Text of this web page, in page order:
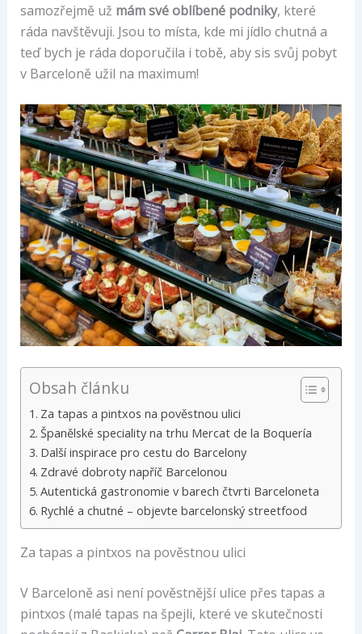
samozřejmě už mám své oblíbené podniky, které
ráda navštěvuji. Jsou to místa, kde mi jídlo chutná a
teď bych je ráda doporučila i tobě, aby sis svůj pobyt
v Barceloně užil na maximum!
Obsah článku
Za tapas a pintxos na pověstnou ulici
Španělské speciality na trhu Mercat de la Boquería
Další inspirace pro cestu do Barcelony
Zdravé dobroty napříč Barcelonou
Autentická gastronomie v barech čtvrti Barceloneta
Rychlé a chutné – objevte barcelonský streetfood
Za tapas a pintxos na pověstnou ulici
V Barceloně asi není pověstnější ulice přes tapas a
pintxos (malé tapas na špejli, které ve skutečnosti